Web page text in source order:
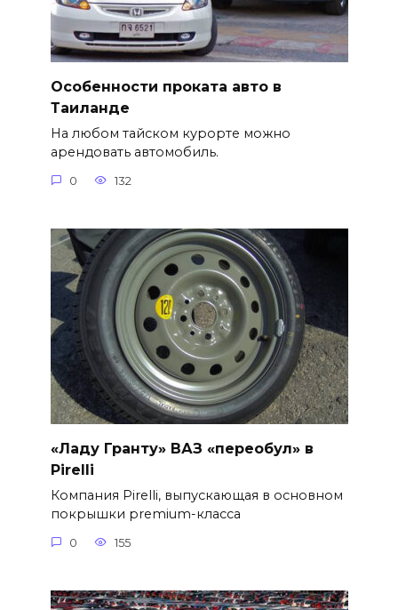
Особенности проката авто в
Таиланде
На любом тайском курорте можно
арендовать автомобиль.
0 132
«Ладу Гранту» ВАЗ «переобул» в
Pirelli
Компания Pirelli, выпускающая в основном
покрышки premium-класса
0 155